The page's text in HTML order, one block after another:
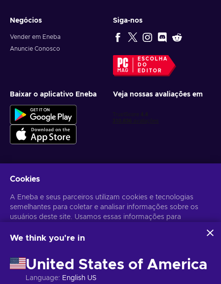
Negócios
Vender em Eneba
Anuncie Conosco
Siga-nos
ESCOLHA
DO
EDITOR
Baixar o aplicativo Eneba Veja nossas avaliações em
Receba ofertas personalizadas de jogos
Inscrever-se
Você pode cancelar sua inscrição a qualquer momento. Acesse
Cookies
A Eneba e seus parceiros utilizam cookies e tecnologias
semelhantes para coletar e analisar informações sobre os
usuários deste site. Usamos essas informações para
Seus dados pessoais também podem ser usados para a
Ao clicar em "Aceitar todos", você concorda com o uso
dessas tecnologias pela Eneba e seus parceiros. Você pode
ajustar seu consentimento clicando em "Personalizar".
We think you're in
United States of America
Language: English US